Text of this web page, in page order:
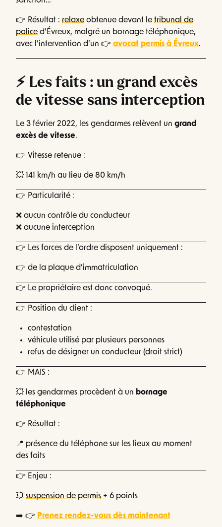
👉 Résultat : relaxe obtenue devant le tribunal de
police d’Évreux, malgré un bornage téléphonique,
avec l’intervention d’un 👉 avocat permis à Évreux.
⚡ Les faits : un grand excès
de vitesse sans interception
Le 3 février 2022, les gendarmes relèvent un grand
excès de vitesse.
👉 Vitesse retenue :
💥 141 km/h au lieu de 80 km/h
👉 Particularité :
❌ aucun contrôle du conducteur
❌ aucune interception
👉 Les forces de l’ordre disposent uniquement :
👉 de la plaque d’immatriculation
👉 Le propriétaire est donc convoqué.
👉 Position du client :
contestation
véhicule utilisé par plusieurs personnes
refus de désigner un conducteur (droit strict)
👉 MAIS :
💥 les gendarmes procèdent à un bornage
téléphonique
👉 Résultat :
📍 présence du téléphone sur les lieux au moment
des faits
👉 Enjeu :
💥 suspension de permis + 6 points
➡️ 👉 Prenez rendez-vous dès maintenant